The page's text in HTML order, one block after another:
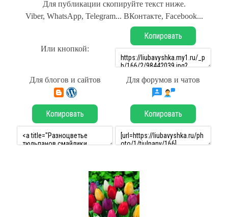
Для публикации скопируйте текст ниже.
Viber, WhatsApp, Telegram... ВКонтакте, Facebook...
Или кнопкой:
Копировать
Для блогов и сайтов Для форумов и чатов
Копировать Копировать